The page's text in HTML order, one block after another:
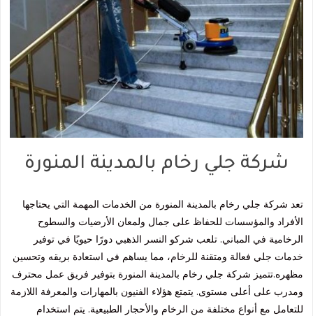
شركة جلي رخام بالمدينة المنورة
تعد شركة جلي رخام بالمدينة المنورة من الخدمات المهمة التي يحتاجها
الأفراد والمؤسسات للحفاظ على جمال ولمعان الأرضيات والسطوح
الرخامية في المباني. تلعب شركو النسر الذهبي دورًا حيويًا في توفير
خدمات جلي فعالة ومتقنة للرخام، مما يساهم في استعادة بريقه وتحسين
مظهره.تتميز شركة جلي رخام بالمدينة المنورة بتوفير فريق عمل محترف
ومدرب على أعلى مستوى. يتمتع هؤلاء الفنيون بالمهارات والمعرفة اللازمة
للتعامل مع أنواع مختلفة من الرخام والأحجار الطبيعية. يتم استخدام